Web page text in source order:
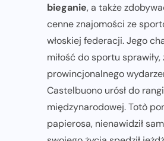
bieganie, a także
cenne znajomości ze
włoskiej federacji. Jego
miłość do sportu sprawiły,
prowincjonalnego
Castelbuono urósł do
międzynarodowej. Totò
papierosa, nienawidził